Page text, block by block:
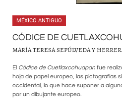
MÉXICO ANTIGUO
CÓDICE DE
MARÍA TERESA SEPÚLVEDA Y
El Códice de Cuetlaxcohuapan fue
hoja de papel europeo, las pictografías
occidental, lo que hace suponer a
por un dibujante europeo.